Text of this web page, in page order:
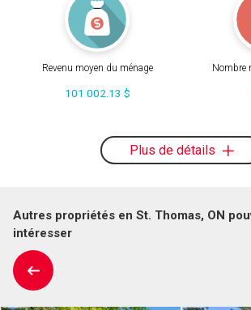
Revenu moyen du ménage
101 002.13 $
Nombre
Plus de détails
Autres propriétés en St. Thomas, ON
intéresser